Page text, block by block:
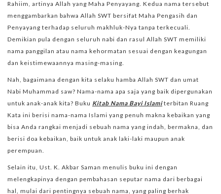
Rahiim, artinya Allah yang Maha Penyayang. Kedua nama tersebut
menggambarkan bahwa Allah SWT bersifat Maha Pengasih dan
Penyayang terhadap seluruh makhluk-Nya tanpa terkecuali.
Demikian pula dengan seluruh nabi dan rasul Allah SWT memiliki
nama panggilan atau nama kehormatan sesuai dengan keagungan
dan keistimewaannya masing-masing.
Nah, bagaimana dengan kita selaku hamba Allah SWT dan umat
Nabi Muhammad saw? Nama-nama apa saja yang baik dipergunakan
untuk anak-anak kita? Buku Kitab Nama Bayi Islamiterbitan Ruang
Kata ini berisi nama-nama Islami yang penuh makna kebaikan yang
bisa Anda rangkai menjadi sebuah nama yang indah, bermakna, dan
berisi doa kebaikan, baik untuk anak laki-laki maupun anak
perempuan.
Selain itu, Ust. K. Akbar Saman menulis buku ini dengan
melengkapinya dengan pembahasan seputar nama dari berbagai
hal, mulai dari pentingnya sebuah nama, yang paling berhak